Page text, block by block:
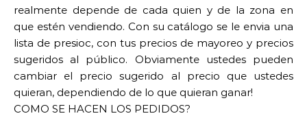
realmente depende de cada quien y de la zona en
que estén vendiendo. Con su catálogo se le envia una
lista de presioc, con tus precios de mayoreo y precios
sugeridos al público. Obviamente ustedes pueden
cambiar el precio sugerido al precio que ustedes
quieran, dependiendo de lo que quieran ganar!
COMO SE HACEN LOS PEDIDOS?